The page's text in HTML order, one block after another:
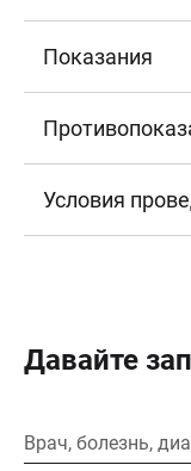
Показания
Условия
Давайте
Врач, болезнь,